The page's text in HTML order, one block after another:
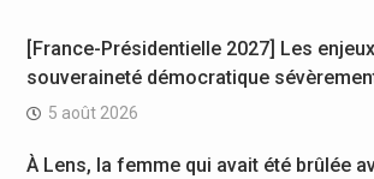
[France-Présidentielle 2027] Les
souveraineté démocratique
5 août 2026
À Lens, la femme qui avait été brûlée